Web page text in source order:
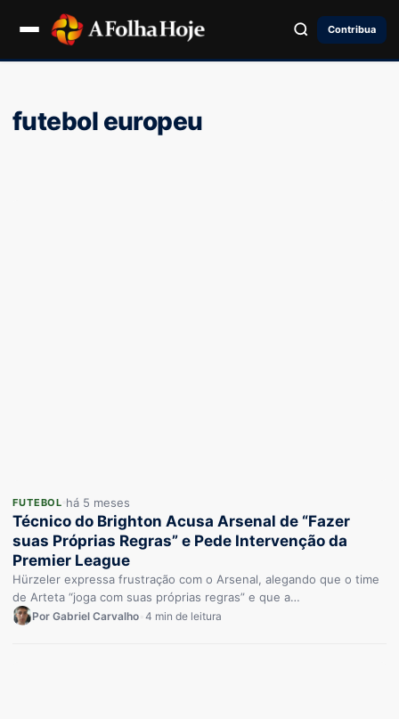
Contribua
futebol europeu
FUTEBOL há 5 meses
Técnico do Brighton Acusa Arsenal de “Fazer
suas Próprias Regras” e Pede Intervenção da
Premier League
Hürzeler expressa frustração com o Arsenal, alegando que o time
de Arteta “joga com suas próprias regras” e que a…
Por Gabriel Carvalho 4 min de leitura